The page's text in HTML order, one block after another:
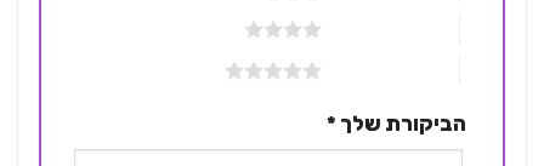
הביקורת שלך*